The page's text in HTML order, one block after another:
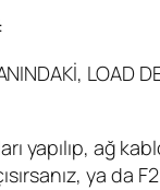
LOAD
yapılıp, ağ
ya da